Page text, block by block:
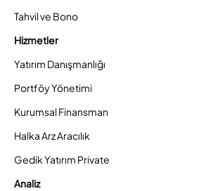
Tahvil ve Bono
Hizmetler
Yatırım Danışmanlığı
Portföy Yönetimi
Kurumsal Finansman
Halka Arz Aracılık
Gedik Yatırım Private
Analiz